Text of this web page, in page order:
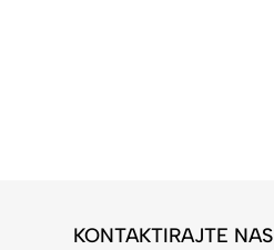
KONTAKTIRAJTE NAS